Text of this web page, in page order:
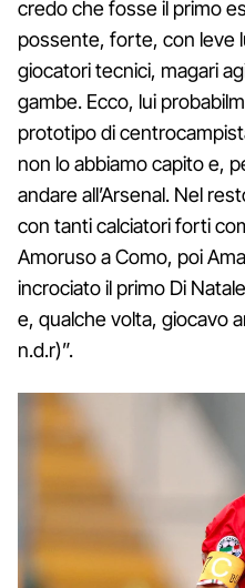
credo che fosse il primo
possente, forte, con leve
giocatori tecnici, magari
gambe. Ecco, lui
prototipo di
non lo abbiamo capito e,
andare all’Arsenal. Nel
con tanti calciatori forti
Amoruso a Como, poi
incrociato il primo Di
e, qualche volta, giocavo
n.d.r)”.